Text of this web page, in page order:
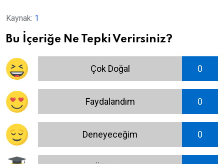
Kaynak: 1
Bu İçeriğe Ne Tepki Verirsiniz?
Çok Doğal 0
Faydalandım 0
Deneyeceğim 0